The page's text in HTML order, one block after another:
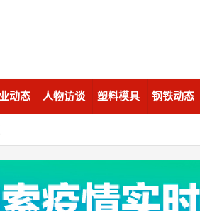
动态 人物访谈 塑料模具 钢铁动态